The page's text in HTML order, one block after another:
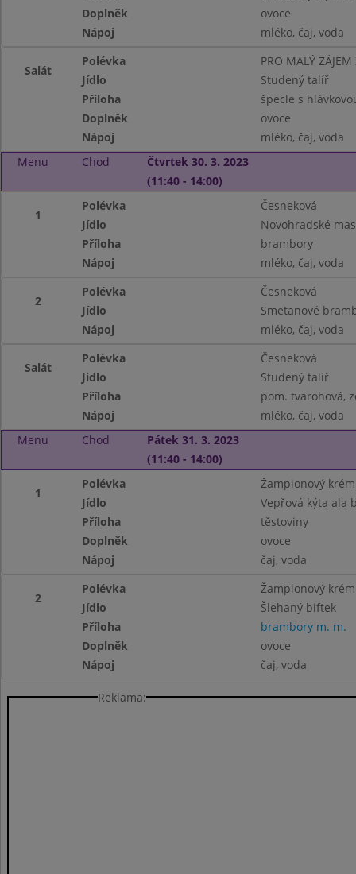
Doplněk
ovoce
Nápoj
mléko, čaj, voda
Salát
Polévka
PRO MALÝ
Jídlo
Studený talíř
Příloha
špecle s
Doplněk
ovoce
Nápoj
mléko, čaj, voda
Menu
Chod
Čtvrtek 30. 3. 2023
(11:40 - 14:00)
1
Polévka
Česneková
Jídlo
Novohradské
Příloha
brambory
Nápoj
mléko, čaj, voda
2
Polévka
Česneková
Jídlo
Smetanové
Nápoj
mléko, čaj, voda
Salát
Polévka
Česneková
Jídlo
Studený talíř
Příloha
pom. tvarohová,
Nápoj
mléko, čaj, voda
Menu
Chod
Pátek 31. 3. 2023
(11:40 - 14:00)
1
Polévka
Žampionový krém
Jídlo
Vepřová kýta ala
Příloha
těstoviny
Doplněk
ovoce
Nápoj
čaj, voda
2
Polévka
Žampionový krém
Jídlo
Šlehaný biftek
Příloha
brambory m. m.
Doplněk
ovoce
Nápoj
čaj, voda
Reklama: